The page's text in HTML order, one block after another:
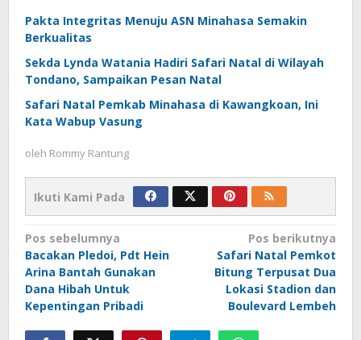
Pakta Integritas Menuju ASN Minahasa Semakin
Berkualitas
Sekda Lynda Watania Hadiri Safari Natal di Wilayah
Tondano, Sampaikan Pesan Natal
Safari Natal Pemkab Minahasa di Kawangkoan, Ini
Kata Wabup Vasung
oleh Rommy Rantung
Ikuti Kami Pada
Navigasi
pos
Pos sebelumnya
Bacakan Pledoi, Pdt Hein
Arina Bantah Gunakan
Dana Hibah Untuk
Kepentingan Pribadi
Pos berikutnya
Safari Natal Pemkot
Bitung Terpusat Dua
Lokasi Stadion dan
Boulevard Lembeh